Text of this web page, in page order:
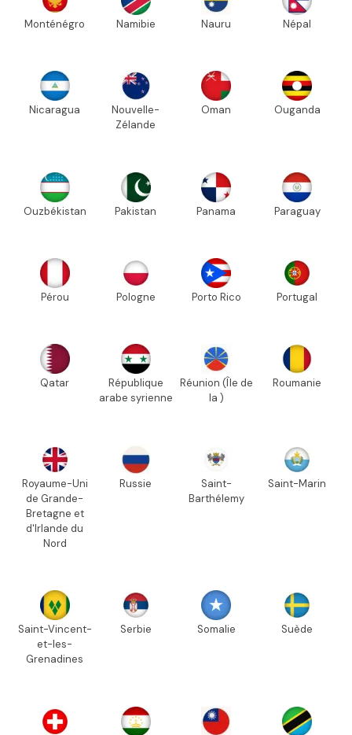
Monténégro Namibie Nauru Népal
Nicaragua
Nouvelle-
Zélande
Oman Ouganda
Ouzbékistan Pakistan Panama Paraguay
Pérou Pologne Porto Rico Portugal
Qatar
République
arabe syrienne
Réunion (Île de
la )
Roumanie
Royaume-Uni
de Grande-
Bretagne et
d'Irlande du
Nord
Russie
Saint-
Barthélemy
Saint-Marin
Saint-Vincent-
et-les-
Grenadines
Serbie Somalie Suède